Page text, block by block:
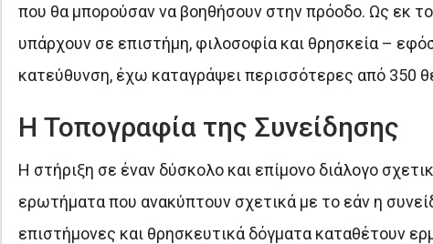
που θα μπορούσαν να βοηθήσουν στην πρόοδο. Ως εκ
υπάρχουν σε επιστήμη, φιλοσοφία και θρησκεία –
κατεύθυνση, έχω καταγράψει περισσότερες από 350
Η Τοπογραφία της Συνείδησης
Η στήριξη σε έναν δύσκολο και επίμονο διάλογο
ερωτήματα που ανακύπτουν σχετικά με το εάν η
επιστήμονες και θρησκευτικά δόγματα καταθέτουν